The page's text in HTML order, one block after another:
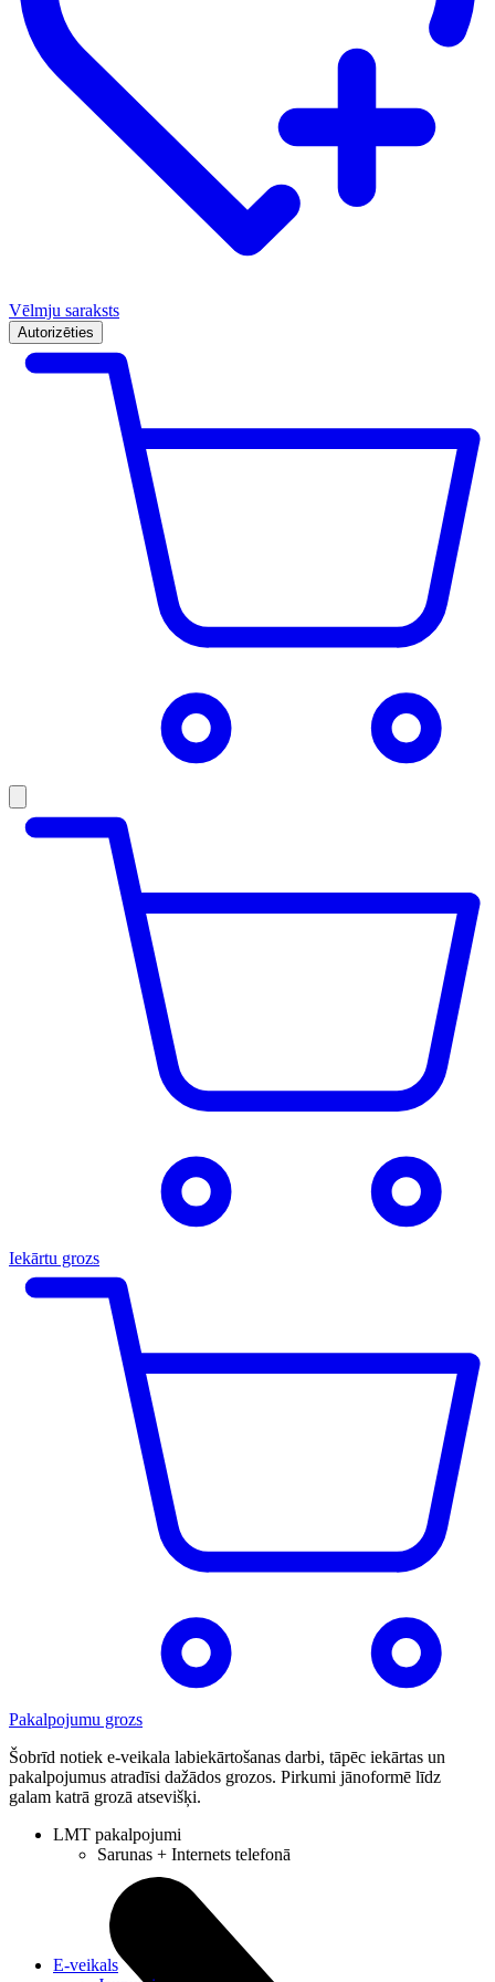
Vēlmju saraksts
Autorizēties
Iekārtu grozs
Pakalpojumu grozs
Šobrīd notiek e-veikala labiekārtošanas darbi, tāpēc iekārtas un
pakalpojumus atradīsi dažādos grozos. Pirkumi jānoformē līdz
galam katrā grozā atsevišķi.
LMT pakalpojumi
Sarunas + Internets telefonā
E-veikals